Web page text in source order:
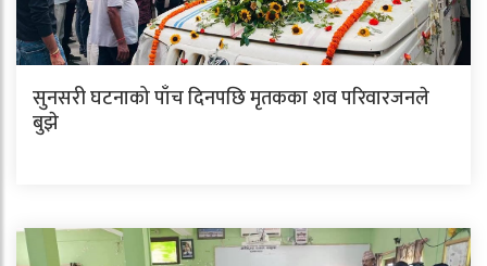
सुनसरी घटनाको पाँच दिनपछि मृतकका शव परिवारजनले
बुझे